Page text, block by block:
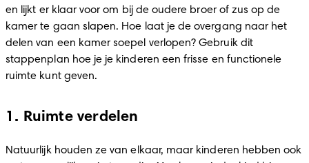
en lijkt er klaar voor om bij de oudere broer of zus op de
kamer te gaan slapen. Hoe laat je de overgang naar het
delen van een kamer soepel verlopen? Gebruik dit
stappenplan hoe je je kinderen een frisse en functionele
ruimte kunt geven.
1. Ruimte verdelen
Natuurlijk houden ze van elkaar, maar kinderen hebben ook